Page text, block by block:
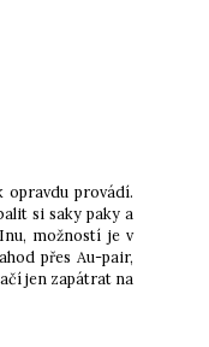
opravdu provádí.
si saky paky a
možností je v
přes Au-pair,
jen zapátrat na